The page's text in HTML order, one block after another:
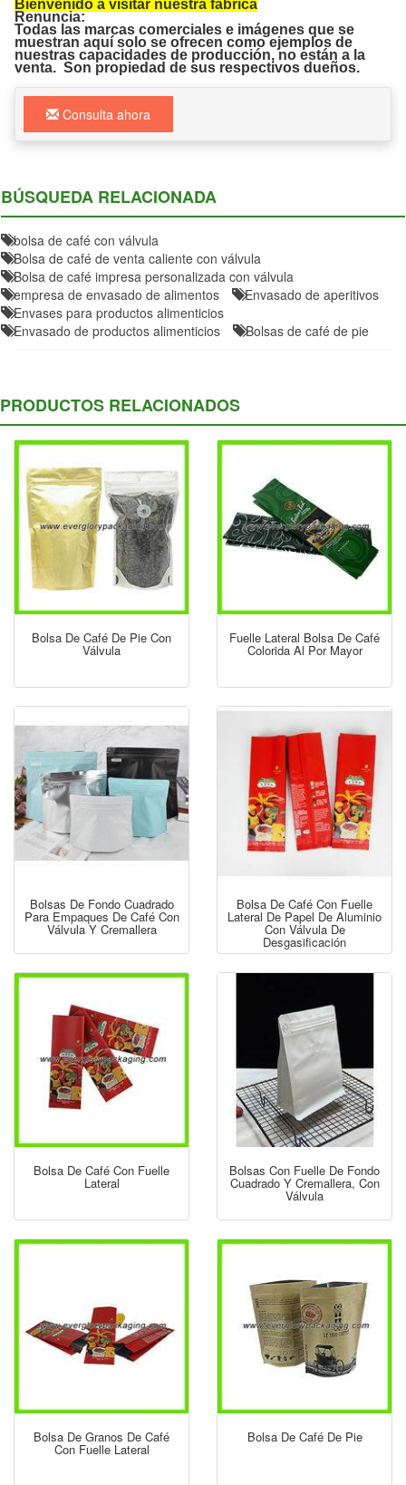
Bienvenido a visitar nuestra fábrica
Renuncia:
Todas las marcas comerciales e imágenes que se
muestran aquí solo se ofrecen como ejemplos de
nuestras capacidades de producción, no están a la
venta. Son propiedad de sus respectivos dueños.
Consulta ahora
BÚSQUEDA RELACIONADA
bolsa de café con válvula
Bolsa de café de venta caliente con válvula
Bolsa de café impresa personalizada con válvula
empresa de envasado de alimentos
Envasado de aperitivos
Envases para productos alimenticios
Envasado de productos alimenticios
Bolsas de café de pie
PRODUCTOS RELACIONADOS
Bolsa De Café De Pie Con
Válvula
Fuelle Lateral Bolsa De Café
Colorida Al Por Mayor
Bolsas De Fondo Cuadrado
Para Empaques De Café Con
Válvula Y Cremallera
Bolsa De Café Con Fuelle
Lateral De Papel De Aluminio
Con Válvula De
Desgasificación
Bolsa De Café Con Fuelle
Lateral
Bolsas Con Fuelle De Fondo
Cuadrado Y Cremallera, Con
Válvula
Bolsa De Granos De Café
Con Fuelle Lateral
Bolsa De Café De Pie